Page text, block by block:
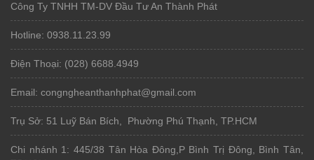
Công Ty TNHH TM-DV Đầu Tư An Thành Phát
Hotline: 0938.11.23.99
Điện Thoại: (028) 6688.4949
Email: congngheanthanhphat@gmail.com
Trụ Sở: 51 Luỹ Bán Bích, Phường Phú Thạnh, TP.HCM
Chi nhánh 1: 445/38 Tân Hòa Đông,P Bình Trị Đông, Bình Tân,